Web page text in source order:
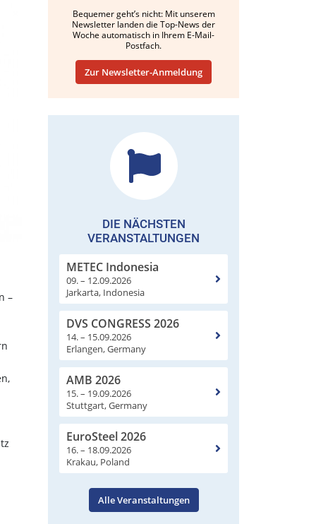
–
Bequemer geht’s nicht: Mit unserem
Newsletter landen die Top-News der
Woche automatisch in Ihrem E-Mail-
Postfach.
Zur Newsletter-Anmeldung
DIE NÄCHSTEN
VERANSTALTUNGEN
METEC Indonesia
09. – 12.09.2026
Jarkarta, Indonesia
DVS CONGRESS 2026
14. – 15.09.2026
Erlangen, Germany
AMB 2026
15. – 19.09.2026
Stuttgart, Germany
EuroSteel 2026
16. – 18.09.2026
Krakau, Poland
Alle Veranstaltungen